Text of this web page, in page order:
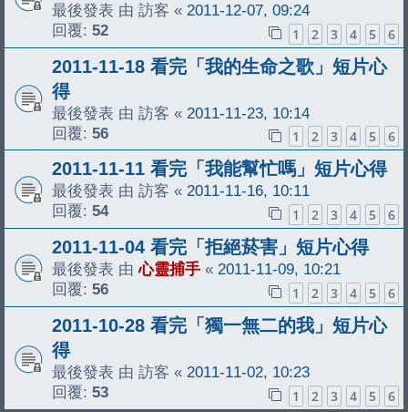
最後發表 由 訪客 « 2011-12-07, 09:24
回覆: 52 1 2 3 4 5 6
2011-11-18 看完「我的生命之歌」短片心
得
最後發表 由 訪客 « 2011-11-23, 10:14
回覆: 56 1 2 3 4 5 6
2011-11-11 看完「我能幫忙嗎」短片心得
最後發表 由 訪客 « 2011-11-16, 10:11
回覆: 54 1 2 3 4 5 6
2011-11-04 看完「拒絕菸害」短片心得
最後發表 由心靈捕手 « 2011-11-09, 10:21
回覆: 56 1 2 3 4 5 6
2011-10-28 看完「獨一無二的我」短片心
得
最後發表 由 訪客 « 2011-11-02, 10:23
回覆: 53 1 2 3 4 5 6